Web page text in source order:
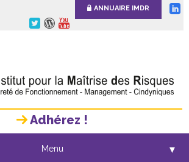
ANNUAIRE IMDR
Adhérez !
Menu ▼